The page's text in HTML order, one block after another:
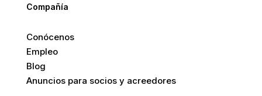
Compañía
Conócenos
Empleo
Blog
Anuncios para socios y acreedores